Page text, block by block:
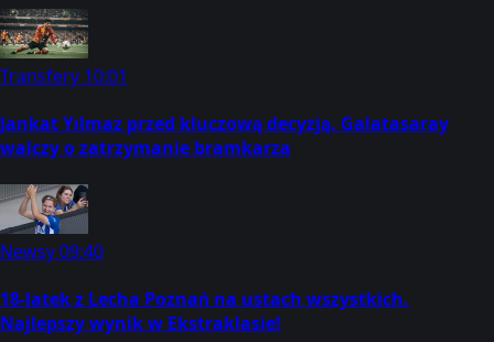
Transfery 10:01
Jankat Yılmaz przed kluczową decyzją. Galatasaray
walczy o zatrzymanie bramkarza
Newsy09:40
18-latek z Lecha Poznań na ustach wszystkich.
Najlepszy wynik w Ekstraklasie!